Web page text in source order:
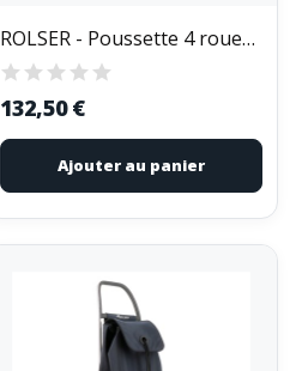
ROLSER - Poussette 4 roues imax mf 4lt kaki
132,50 €
Ajouter au panier